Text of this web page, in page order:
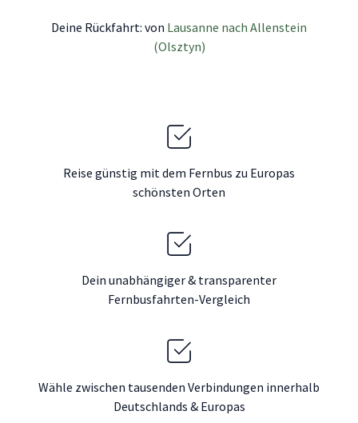
Deine Rückfahrt: von Lausanne nach Allenstein
(Olsztyn)
Reise günstig mit dem Fernbus zu Europas
schönsten Orten
Dein unabhängiger & transparenter
Fernbusfahrten-Vergleich
Wähle zwischen tausenden Verbindungen innerhalb
Deutschlands & Europas